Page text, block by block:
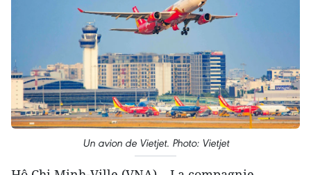
Un avion de Vietjet. Photo: Vietjet